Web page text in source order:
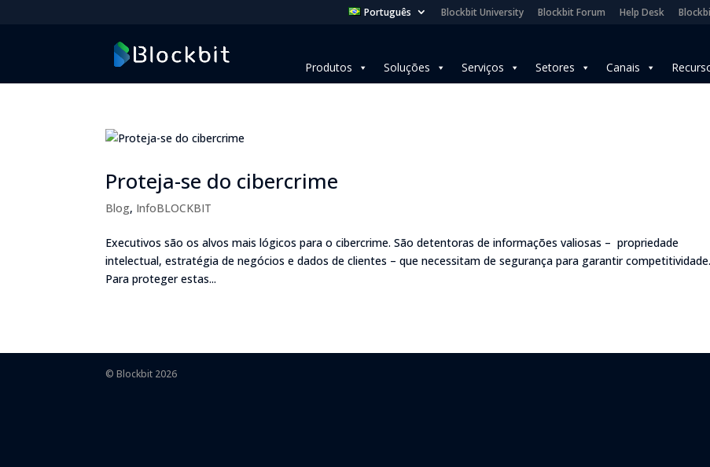
Português Blockbit University Blockbit Forum Help Desk
Produtos Soluções Serviços Setores Canais
Proteja-se do cibercrime
Blog, InfoBLOCKBIT
Executivos são os alvos mais lógicos para o cibercrime. São detentoras de informações valiosas – propriedade
intelectual, estratégia de negócios e dados de clientes – que necessitam de segurança para garantir competitividade.
Para proteger estas...
© Blockbit 2026